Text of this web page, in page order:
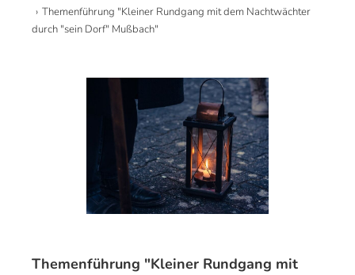
Themenführung "Kleiner Rundgang mit dem Nachtwächter
durch "sein Dorf" Mußbach"
Themenführung "Kleiner Rundgang mit